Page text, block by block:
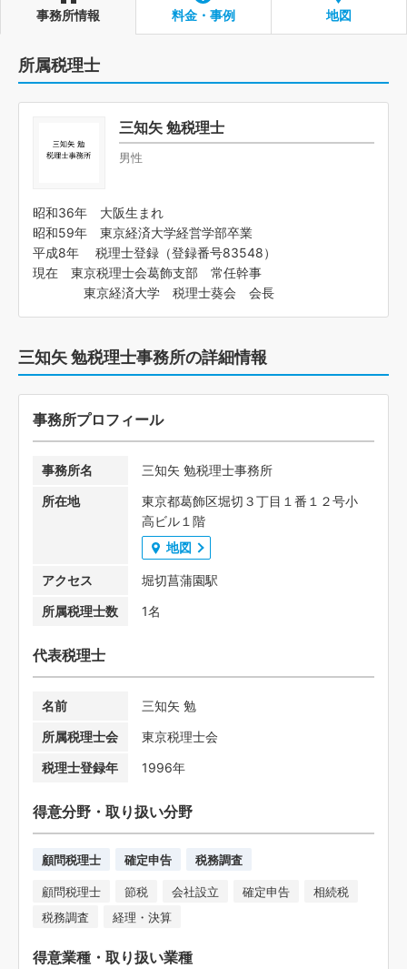
事務所情報 料金・事例 地図
所属税理士
三知矢 勉税理士
男性
昭和36年 大阪生まれ
昭和59年 東京経済大学経営学部卒業
平成8年 税理士登録（登録番号83548）
現在 東京税理士会葛飾支部 常任幹事
東京経済大学 税理士葵会 会長
三知矢 勉税理士事務所の詳細情報
事務所プロフィール
事務所名
三知矢 勉税理士事務所
所在地
東京都葛飾区堀切３丁目１番１２号小
高ビル１階
地図
アクセス
堀切菖蒲園駅
所属税理士数
1名
代表税理士
名前
三知矢 勉
所属税理士会
東京税理士会
税理士登録年
1996年
得意分野・取り扱い分野
顧問税理士 確定申告 税務調査
顧問税理士 節税 会社設立 確定申告
相続税
税務調査
経理・決算
得意業種・取り扱い業種